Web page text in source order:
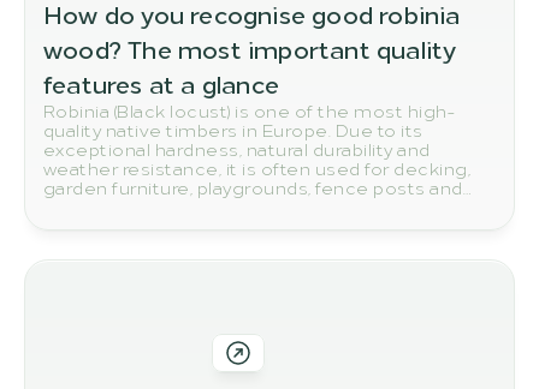
How do you recognise good robinia
wood? The most important quality
features at a glance
Robinia (Black locust) is one of the most high-
quality native timbers in Europe. Due to its
exceptional hardness, natural durability and
weather resistance, it is often used for decking,
garden furniture, playgrounds, fence posts and
other outdoor applications. But how do you
features to look out for when buying.